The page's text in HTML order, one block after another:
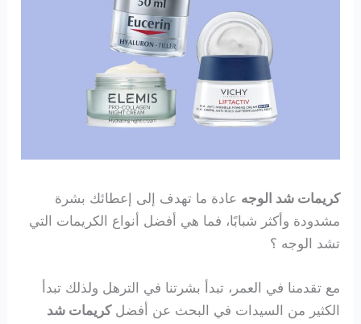
كريمات شد الوجه عادة ما تهدف إلى إعطائك بشرة
مشدودة وأكثر شبابًا، فما هي أفضل أنواع الكريمات التي
تشد الوجه ؟
مع تقدمنا في العمر، تبدأ بشرتنا في الترهل ولذلك تبدأ
الكثير من السيدات في البحث عن أفضلكريمات شد